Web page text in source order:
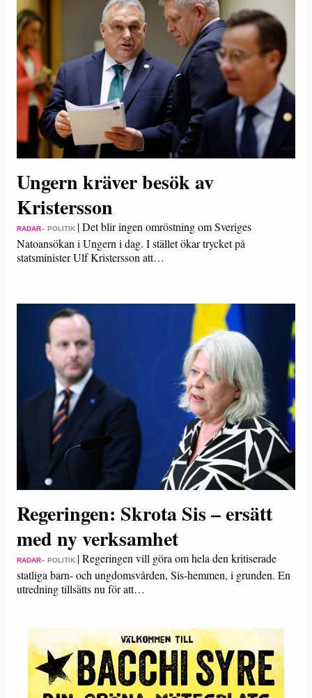
Ungern kräver besök av
Kristersson
RADAR– POLITIK |Det blir ingen omröstning om Sveriges
Natoansökan i Ungern i dag. I stället ökar trycket på
statsminister Ulf Kristersson att…
Regeringen: Skrota Sis – ersätt
med ny verksamhet
RADAR– POLITIK |Regeringen vill göra om hela den kritiserade
statliga barn- och ungdomsvården, Sis-hemmen, i grunden. En
utredning tillsätts nu för att…